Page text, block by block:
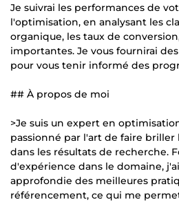
Je suivrai les performances de
l'optimisation, en analysant les
organique, les taux de
importantes. Je vous fournirai
pour vous tenir informé des
## À propos de moi
>Je suis un expert en
passionné par l'art de faire briller
dans les résultats de recherche.
d'expérience dans le domaine,
approfondie des meilleures
référencement, ce qui me